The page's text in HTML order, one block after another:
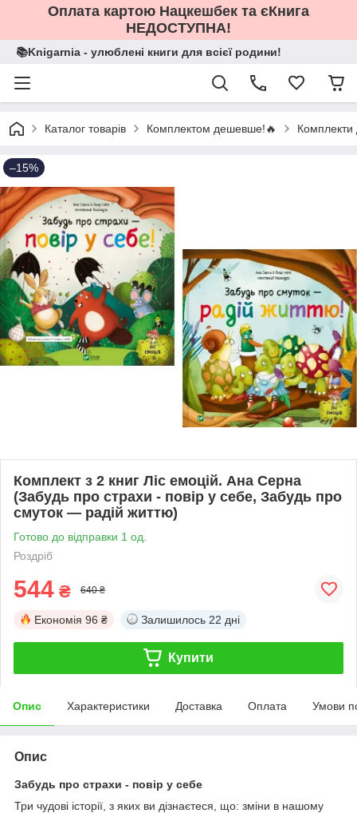
Оплата картою Нацкешбек та єКнига
НЕДОСТУПНА!
📚Knigarnia - улюблені книги для всієї родини!
Каталог товарів Комплектом дешевше!🔥 Комплекти
–15%
Комплект з 2 книг Ліс емоцій. Ана Серна
(Забудь про страхи - повір у себе, Забудь про
смуток — радій життю)
Готово до відправки 1 од.
Роздріб
544 ₴ 640 ₴
Економія 96 ₴ Залишилось 22 дні
Купити
Опис Характеристики Доставка Оплата Умови
Опис
Забудь про страхи - повір у себе
Три чудові історії, з яких ви дізнаєтеся, що: зміни в нашому